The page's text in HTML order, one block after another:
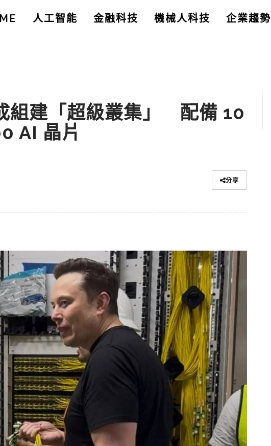
人工智能 金融科技 機械人科技 企業趨勢
組建「超級叢集」 配備 10
AI 晶片
分享